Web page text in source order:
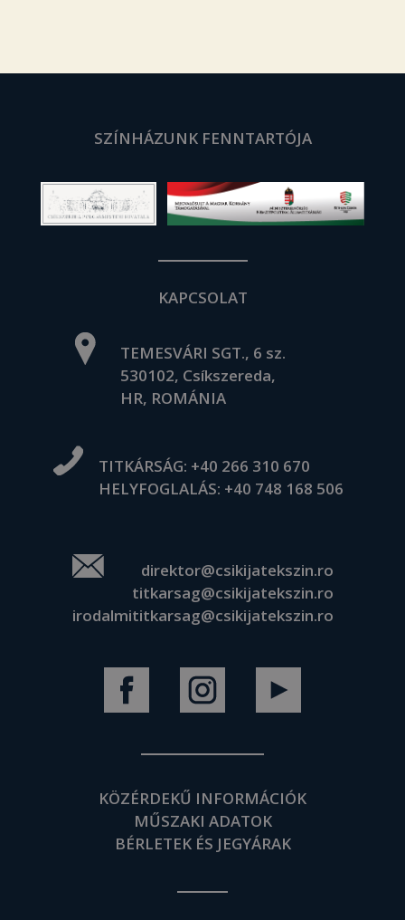
SZÍNHÁZUNK FENNTARTÓJA
KAPCSOLAT
TEMESVÁRI SGT., 6 sz.
530102, Csíkszereda,
HR, ROMÁNIA
TITKÁRSÁG: +40 266 310 670
HELYFOGLALÁS: +40 748 168 506
direktor@csikijatekszin.ro
titkarsag@csikijatekszin.ro
irodalmititkarsag@csikijatekszin.ro
KÖZÉRDEKŰ INFORMÁCIÓK
MŰSZAKI ADATOK
BÉRLETEK ÉS JEGYÁRAK